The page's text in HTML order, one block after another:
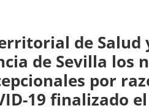
de Salud
de Sevilla los
por
19 finalizado